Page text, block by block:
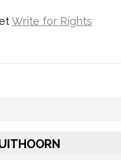
Write for Rights